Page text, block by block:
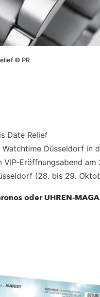
© PR
Date Relief
Watchtime Düsseldorf in
VIP-Eröffnungsabend
(28. bis 29.
oder UHREN-